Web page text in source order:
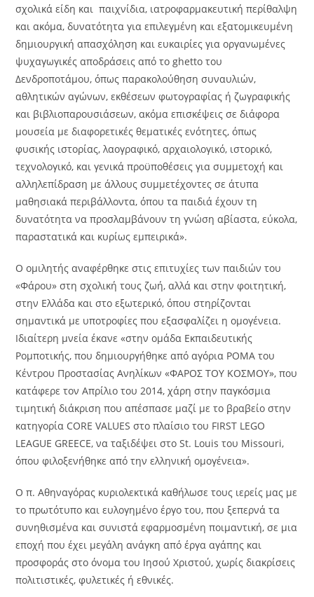
σχολικά είδη και παιχνίδια, ιατροφαρμακευτική περίθαλψη
και ακόμα, δυνατότητα για επιλεγμένη και εξατομικευμένη
δημιουργική απασχόληση και ευκαιρίες για οργανωμένες
ψυχαγωγικές αποδράσεις από το ghetto του
Δενδροποτάμου, όπως παρακολούθηση συναυλιών,
αθλητικών αγώνων, εκθέσεων φωτογραφίας ή ζωγραφικής
και βιβλιοπαρουσιάσεων, ακόμα επισκέψεις σε διάφορα
μουσεία με διαφορετικές θεματικές ενότητες, όπως
φυσικής ιστορίας, λαογραφικό, αρχαιολογικό, ιστορικό,
τεχνολογικό, και γενικά προϋποθέσεις για συμμετοχή και
αλληλεπίδραση με άλλους συμμετέχοντες σε άτυπα
μαθησιακά περιβάλλοντα, όπου τα παιδιά έχουν τη
δυνατότητα να προσλαμβάνουν τη γνώση αβίαστα, εύκολα,
παραστατικά και κυρίως εμπειρικά».
Ο ομιλητής αναφέρθηκε στις επιτυχίες των παιδιών του
«Φάρου» στη σχολική τους ζωή, αλλά και στην φοιτητική,
στην Ελλάδα και στο εξωτερικό, όπου στηρίζονται
σημαντικά με υποτροφίες που εξασφαλίζει η ομογένεια.
Ιδιαίτερη μνεία έκανε «στην ομάδα Εκπαιδευτικής
Ρομποτικής, που δημιουργήθηκε από αγόρια ΡΟΜΑ του
Κέντρου Προστασίας Ανηλίκων «ΦΑΡΟΣ ΤΟΥ ΚΟΣΜΟΥ», που
κατάφερε τον Απρίλιο του 2014, χάρη στην παγκόσμια
τιμητική διάκριση που απέσπασε μαζί με το βραβείο στην
κατηγορία CORE VALUES στο πλαίσιο του FIRST LEGO
LEAGUE GREECE, να ταξιδέψει στο St. Louis του Missouri,
όπου φιλοξενήθηκε από την ελληνική ομογένεια».
Ο π. Αθηναγόρας κυριολεκτικά καθήλωσε τους ιερείς μας με
το πρωτότυπο και ευλογημένο έργο του, που ξεπερνά τα
συνηθισμένα και συνιστά εφαρμοσμένη ποιμαντική, σε μια
εποχή που έχει μεγάλη ανάγκη από έργα αγάπης και
προσφοράς στο όνομα του Ιησού Χριστού, χωρίς διακρίσεις
πολιτιστικές, φυλετικές ή εθνικές.